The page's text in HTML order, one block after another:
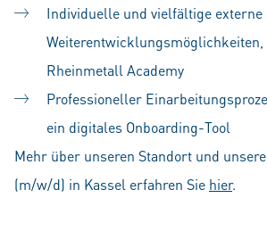
Individuelle und vielfältige externe
Weiterentwicklungsmöglichkeiten,
Rheinmetall Academy
Professioneller
ein digitales Onboarding-Tool
Mehr über unseren Standort und
(m/w/d) in Kassel erfahren Sie hier.